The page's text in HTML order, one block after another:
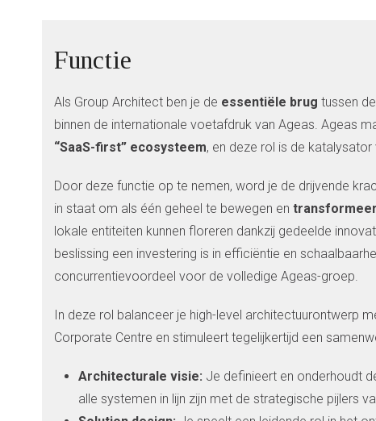
Functie
Als Group Architect ben je de essentiële brugtussen de
binnen de internationale voetafdruk van Ageas. Ageas
“SaaS-first” ecosysteem, en deze rol is de
Door deze functie op te nemen, word je de drijvende
in staat om als één geheel te bewegen en
lokale entiteiten kunnen floreren dankzij gedeelde
beslissing een investering is in efficiëntie en
concurrentievoordeel voor de volledige Ageas-groep.
In deze rol balanceer je high-level architectuurontwerp
Corporate Centre en stimuleert tegelijkertijd een
Architecturale visie: Je definieert en onderhoudt
alle systemen in lijn zijn met de strategische pijlers